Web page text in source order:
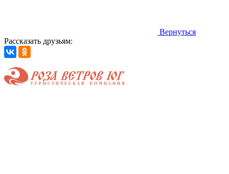
Вернуться
Рассказать друзьям: